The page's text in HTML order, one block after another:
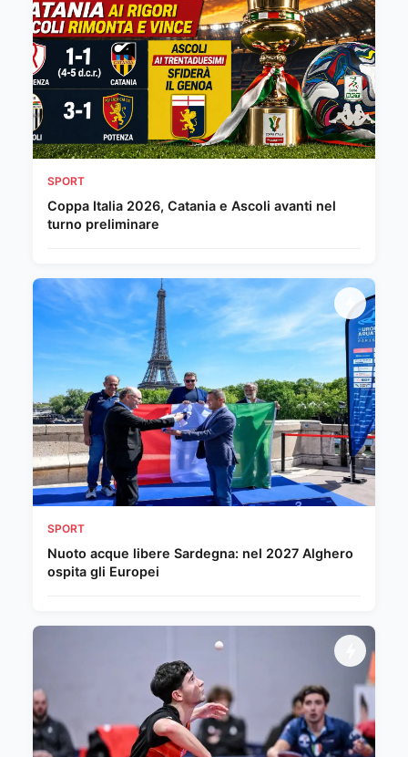
SPORT
Coppa Italia 2026, Catania e Ascoli avanti nel
turno preliminare
SPORT
Nuoto acque libere Sardegna: nel 2027 Alghero
ospita gli Europei